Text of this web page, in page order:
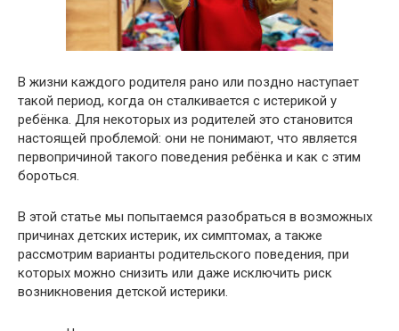
В жизни каждого родителя рано или поздно наступает
такой период, когда он сталкивается с истерикой у
ребёнка. Для некоторых из родителей это становится
настоящей проблемой: они не понимают, что является
первопричиной такого поведения ребёнка и как с этим
бороться.
В этой статье мы попытаемся разобраться в возможных
причинах детских истерик, их симптомах, а также
рассмотрим варианты родительского поведения, при
которых можно снизить или даже исключить риск
возникновения детской истерики.